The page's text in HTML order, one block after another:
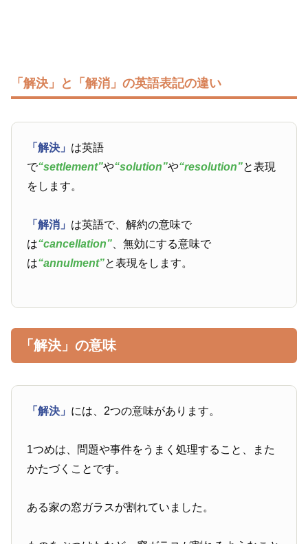
「解決」と「解消」の英語表記の違い
「解決」 は英語
で“settlement”や“solution”や“resolution”と表現
をします。
「解消」 は英語で、解約の意味で
は“cancellation” 、無効にする意味で
は“annulment”と表現をします。
「解決」の意味
「解決」 には、2つの意味があります。
1つめは、問題や事件をうまく処理すること、また
かたづくことです。
ある家の窓ガラスが割れていました。